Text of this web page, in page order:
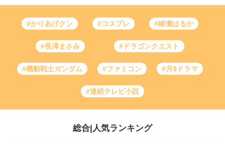
#かりあげクン #コスプレ #綾瀬はるか
#長澤まさみ #ドラゴンクエスト
#機動戦士ガンダム #ファミコン #月9ドラマ
#連続テレビ小説
総合 人気ランキング